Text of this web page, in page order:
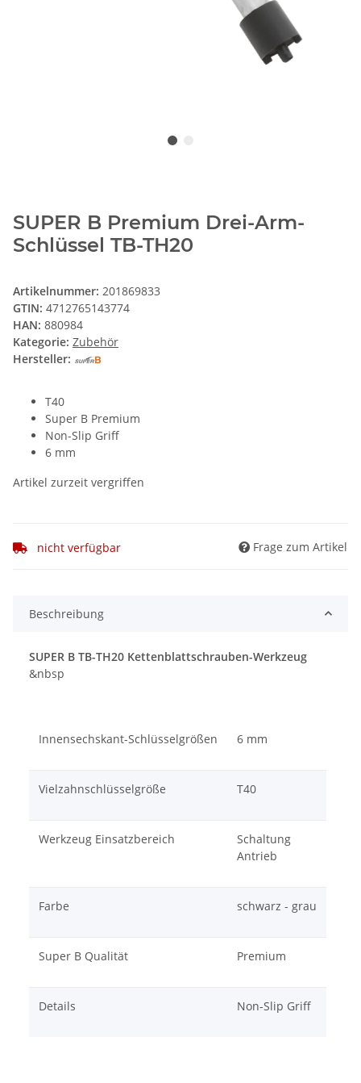
SUPER B Premium Drei-Arm-
Schlüssel TB-TH20
Artikelnummer: 201869833
GTIN: 4712765143774
HAN: 880984
Kategorie: Zubehör
Hersteller:
T40
Super B Premium
Non-Slip Griff
6 mm
Artikel zurzeit vergriffen
nicht verfügbar Frage zum Artikel
Beschreibung
SUPER B TB-TH20 Kettenblattschrauben-Werkzeug
&nbsp
Innensechskant-Schlüsselgrößen 6 mm
Vielzahnschlüsselgröße T40
Werkzeug Einsatzbereich
Schaltung
Antrieb
Farbe schwarz - grau
Super B Qualität Premium
Details Non-Slip Griff